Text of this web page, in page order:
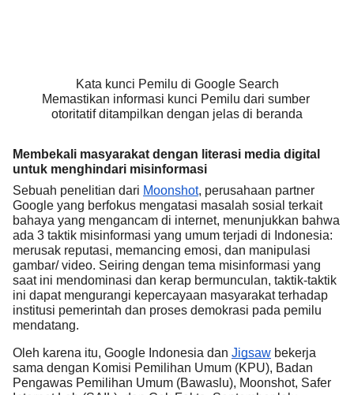
Kata kunci Pemilu di Google Search
Memastikan informasi kunci Pemilu dari sumber
otoritatif ditampilkan dengan jelas di beranda
Membekali masyarakat dengan literasi media digital
untuk menghindari misinformasi
Sebuah penelitian dari Moonshot, perusahaan partner
Google yang berfokus mengatasi masalah sosial terkait
bahaya yang mengancam di internet, menunjukkan bahwa
ada 3 taktik misinformasi yang umum terjadi di Indonesia:
merusak reputasi, memancing emosi, dan manipulasi
gambar/ video. Seiring dengan tema misinformasi yang
saat ini mendominasi dan kerap bermunculan, taktik-taktik
ini dapat mengurangi kepercayaan masyarakat terhadap
institusi pemerintah dan proses demokrasi pada pemilu
mendatang.
Oleh karena itu, Google Indonesia dan Jigsaw bekerja
sama dengan Komisi Pemilihan Umum (KPU), Badan
Pengawas Pemilihan Umum (Bawaslu), Moonshot, Safer